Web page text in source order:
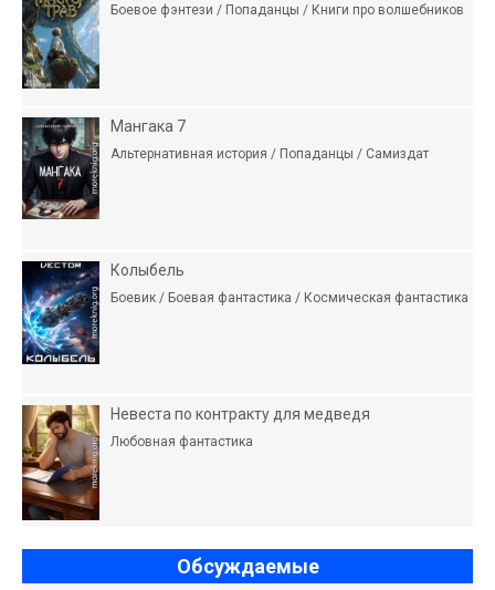
Боевое фэнтези / Попаданцы / Книги про волшебников
Мангака 7
Альтернативная история / Попаданцы / Самиздат
Колыбель
Боевик / Боевая фантастика / Космическая фантастика
Невеста по контракту для медведя
Любовная фантастика
Обсуждаемые